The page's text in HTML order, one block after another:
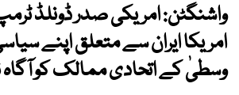
واشنگٹن: امریکی صدر ڈونلڈ
امریکا ایران سے متعلق اپنے
وسطیٰ کے اتحادی ممالک کو آگاہ